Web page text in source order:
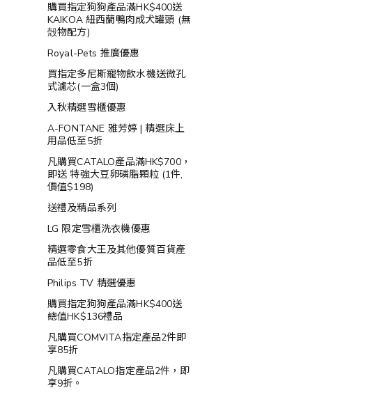
購買指定狗狗產品滿HK$400送
KAIKOA 紐西蘭鴨肉成犬罐頭 (無
殻物配方)
Royal-Pets 推廣優惠
買指定多尼斯寵物飲水機送微孔
式濾芯(一盒3個)
入秋精選雪櫃優惠
A-FONTANE 雅芳婷 | 精選床上
用品低至5折
凡購買CATALO產品滿HK$700，
即送 特強大豆卵磷脂顆粒 (1件,
價值$198)
送禮及精品系列
LG 限定雪櫃洗衣機優惠
精選零食大王及其他優質百貨產
品低至5折
Philips TV 精選優惠
購買指定狗狗產品滿HK$400送
總值HK$136禮品
凡購買COMVITA指定產品2件即
享85折
凡購買CATALO指定產品2件，即
享9折。